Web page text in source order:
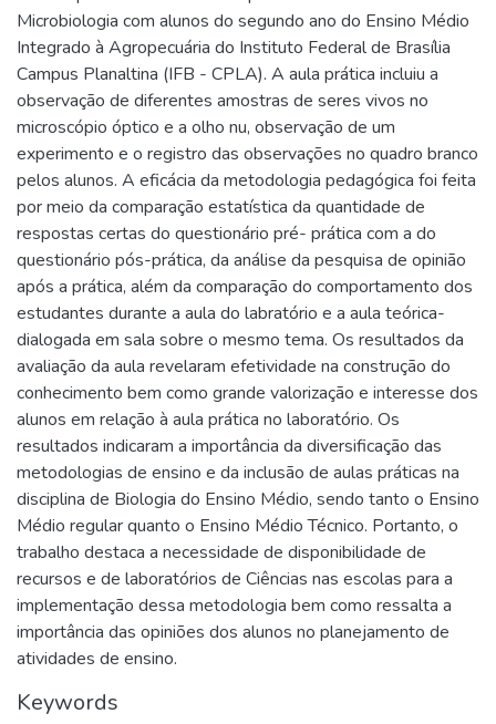
Microbiologia com alunos do segundo ano do Ensino Médio
Integrado à Agropecuária do Instituto Federal de Brasília
Campus Planaltina (IFB - CPLA). A aula prática incluiu a
observação de diferentes amostras de seres vivos no
microscópio óptico e a olho nu, observação de um
experimento e o registro das observações no quadro branco
pelos alunos. A eficácia da metodologia pedagógica foi feita
por meio da comparação estatística da quantidade de
respostas certas do questionário pré- prática com a do
questionário pós-prática, da análise da pesquisa de opinião
após a prática, além da comparação do comportamento dos
estudantes durante a aula do labratório e a aula teórica-
dialogada em sala sobre o mesmo tema. Os resultados da
avaliação da aula revelaram efetividade na construção do
conhecimento bem como grande valorização e interesse dos
alunos em relação à aula prática no laboratório. Os
resultados indicaram a importância da diversificação das
metodologias de ensino e da inclusão de aulas práticas na
disciplina de Biologia do Ensino Médio, sendo tanto o Ensino
Médio regular quanto o Ensino Médio Técnico. Portanto, o
trabalho destaca a necessidade de disponibilidade de
recursos e de laboratórios de Ciências nas escolas para a
implementação dessa metodologia bem como ressalta a
importância das opiniões dos alunos no planejamento de
atividades de ensino.
Keywords